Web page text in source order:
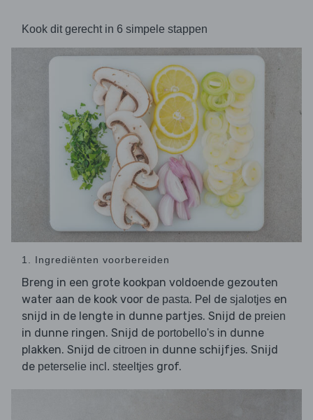
Kook dit gerecht in 6 simpele stappen
1. Ingrediënten voorbereiden
Breng in een grote kookpan voldoende gezouten
water aan de kook voor de pasta. Pel de sjalotjes en
snijd in de lengte in dunne partjes. Snijd de preien
in dunne ringen. Snijd de portobello's in dunne
plakken. Snijd de citroen in dunne schijfjes. Snijd
de peterselie incl. steeltjes grof.